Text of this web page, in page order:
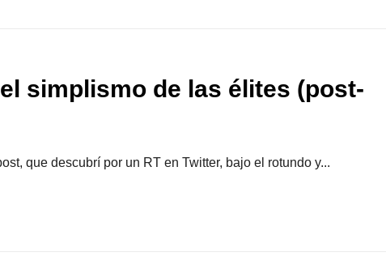
simplismo de las élites (post-
que descubrí por un RT en Twitter, bajo el rotundo y...